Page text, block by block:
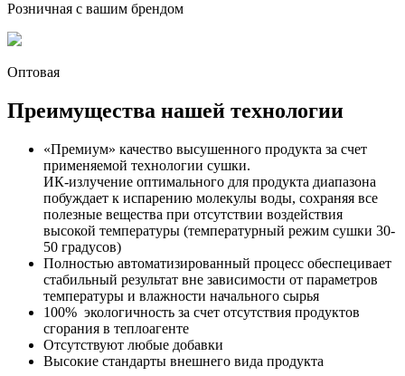
Розничная c вашим брендом
Оптовая
Преимущества нашей технологии
«Премиум» качество высушенного продукта за счет
применяемой технологии сушки.
ИК-излучение оптимального для продукта диапазона
побуждает к испарению молекулы воды, сохраняя все
полезные вещества при отсутствии воздействия
высокой температуры (температурный режим сушки 30-
50 градусов)
Полностью автоматизированный процесс обеспецивает
стабильный результат вне зависимости от параметров
температуры и влажности начального сырья
100% экологичность за счет отсутствия продуктов
сгорания в теплоагенте
Отсутствуют любые добавки
Высокие стандарты внешнего вида продукта